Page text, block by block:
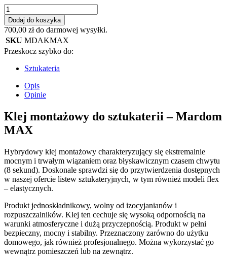
ilość
Klej
montażowy
do
sztukaterii
-
MAX
Dodaj do koszyka
700,00 złdo darmowej wysyłki.
SKU MDAKMAX
Przeskocz szybko do:
Sztukateria
Opis
Opinie
Klej montażowy do sztukaterii – Mardom
MAX
Hybrydowy klej montażowy charakteryzujący się ekstremalnie
mocnym i trwałym wiązaniem oraz błyskawicznym czasem chwytu
(8 sekund). Doskonale sprawdzi się do przytwierdzenia dostępnych
w naszej ofercie listew sztukateryjnych, w tym również modeli flex
– elastycznych.
Produkt jednoskładnikowy, wolny od izocyjanianów i
rozpuszczalników. Klej ten cechuje się wysoką odpornością na
warunki atmosferyczne i dużą przyczepnością. Produkt w pełni
bezpieczny, mocny i stabilny. Przeznaczony zarówno do użytku
domowego, jak również profesjonalnego. Można wykorzystać go
wewnątrz pomieszczeń lub na zewnątrz.